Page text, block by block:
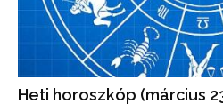
Heti horoszkóp (március